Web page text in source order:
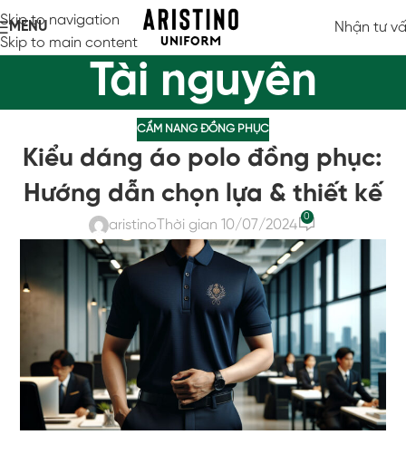
Skip to navigation
Skip to main content
MENU Nhận tư
Tài nguyên
CẨM NANG ĐỒNG PHỤC
Kiểu dáng áo polo đồng phục:
Hướng dẫn chọn lựa & thiết kế
aristino Thời gian 10/07/2024
0